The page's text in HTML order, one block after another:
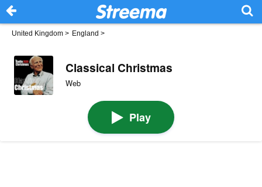
United Kingdom > England >
Classical Christmas
Web
Play